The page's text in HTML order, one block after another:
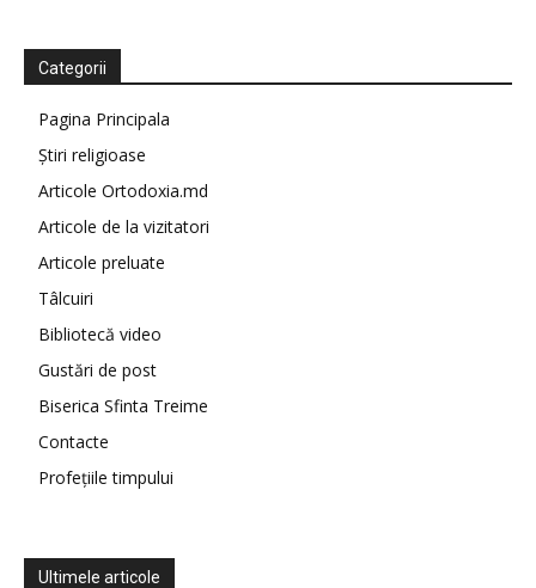
Categorii
Pagina Principala
Știri religioase
Articole Ortodoxia.md
Articole de la vizitatori
Articole preluate
Tâlcuiri
Bibliotecă video
Gustări de post
Biserica Sfinta Treime
Contacte
Profețiile timpului
Ultimele articole